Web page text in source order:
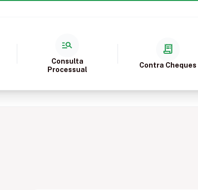
manage_search
Consulta
Processual
receipt_long
Contra Cheques